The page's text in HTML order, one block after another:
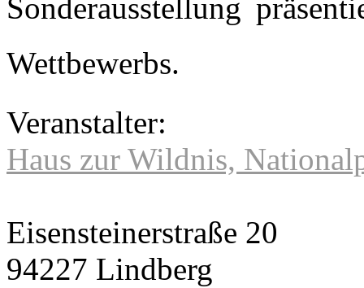
Sonderausstellung
Wettbewerbs.
Veranstalter:
Haus zur Wildnis,
Eisensteinerstraße 20
94227 Lindberg